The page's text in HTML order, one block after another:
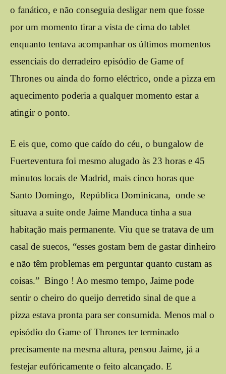
o fanático, e não conseguia desligar nem que fosse
por um momento tirar a vista de cima do tablet
enquanto tentava acompanhar os últimos momentos
essenciais do derradeiro episódio de Game of
Thrones ou ainda do forno eléctrico, onde a pizza em
aquecimento poderia a qualquer momento estar a
atingir o ponto.
E eis que, como que caído do céu, o bungalow de
Fuerteventura foi mesmo alugado às 23 horas e 45
minutos locais de Madrid, mais cinco horas que
Santo Domingo, República Dominicana, onde se
situava a suite onde Jaime Manduca tinha a sua
habitação mais permanente. Viu que se tratava de um
casal de suecos, “esses gostam bem de gastar dinheiro
e não têm problemas em perguntar quanto custam as
coisas.” Bingo ! Ao mesmo tempo, Jaime pode
sentir o cheiro do queijo derretido sinal de que a
pizza estava pronta para ser consumida. Menos mal o
episódio do Game of Thrones ter terminado
precisamente na mesma altura, pensou Jaime, já a
festejar eufóricamente o feito alcançado. E